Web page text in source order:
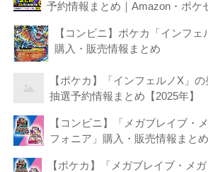
予約情報まとめ｜Amazon・ポケ
【コンビニ】ポケカ「インフェ
購入・販売情報まとめ
【ポケカ】「インフェルノX」の
抽選予約情報まとめ【2025年】
【コンビニ】「メガブレイブ・
フォニア」購入・販売情報まとめ
【ポケカ】「メガブレイブ・メ